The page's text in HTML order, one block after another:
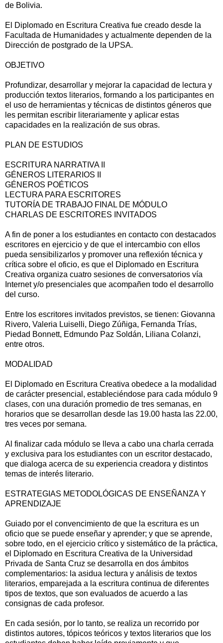
de Bolivia.
El Diplomado en Escritura Creativa fue creado desde la
Facultada de Humanidades y actualmente dependen de la
Dirección de postgrado de la UPSA.
OBJETIVO
Profundizar, desarrollar y mejorar la capacidad de lectura y
producción textos literarios, formando a los participantes en
el uso de herramientas y técnicas de distintos géneros que
les permitan escribir literariamente y aplicar estas
capacidades en la realización de sus obras.
PLAN DE ESTUDIOS
ESCRITURA NARRATIVA II
GÉNEROS LITERARIOS II
GÉNEROS POÉTICOS
LECTURA PARA ESCRITORES
TUTORÍA DE TRABAJO FINAL DE MÓDULO
CHARLAS DE ESCRITORES INVITADOS
A fin de poner a los estudiantes en contacto con destacados
escritores en ejercicio y de que el intercambio con ellos
pueda sensibilizarlos y promover una reflexión técnica y
crítica sobre el oficio, es que el Diplomado en Escritura
Creativa organiza cuatro sesiones de conversatorios vía
Internet y/o presenciales que acompañen todo el desarrollo
del curso.
Entre los escritores invitados previstos, se tienen: Giovanna
Rivero, Valeria Luiselli, Diego Zúñiga, Fernanda Trías,
Piedad Bonnett, Edmundo Paz Soldán, Liliana Colanzi,
entre otros.
MODALIDAD
El Diplomado en Escritura Creativa obedece a la modalidad
de carácter presencial, estableciéndose para cada módulo 9
clases, con una duración promedio de tres semanas, en
horarios que se desarrollan desde las 19.00 hasta las 22.00,
tres veces por semana.
Al finalizar cada módulo se lleva a cabo una charla cerrada
y exclusiva para los estudiantes con un escritor destacado,
que dialoga acerca de su experiencia creadora y distintos
temas de interés literario.
ESTRATEGIAS METODOLÓGICAS DE ENSEÑANZA Y
APRENDIZAJE
Guiado por el convencimiento de que la escritura es un
oficio que se puede enseñar y aprender; y que se aprende,
sobre todo, en el ejercicio crítico y sistemático de la práctica,
el Diplomado en Escritura Creativa de la Universidad
Privada de Santa Cruz se desarrolla en dos ámbitos
complementarios: la asidua lectura y análisis de textos
literarios, emparejada a la escritura continua de diferentes
tipos de textos, que son evaluados de acuerdo a las
consignas de cada profesor.
En cada sesión, por lo tanto, se realiza un recorrido por
distintos autores, tópicos teóricos y textos literarios que los